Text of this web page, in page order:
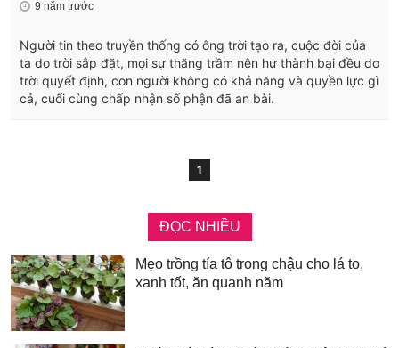
9 năm trước
Người tin theo truyền thống có ông trời tạo ra, cuộc đời của
ta do trời sắp đặt, mọi sự thăng trầm nên hư thành bại đều do
trời quyết định, con người không có khả năng và quyền lực gì
cả, cuối cùng chấp nhận số phận đã an bài.
1
ĐỌC NHIỀU
Mẹo trồng tía tô trong chậu cho lá to,
xanh tốt, ăn quanh năm